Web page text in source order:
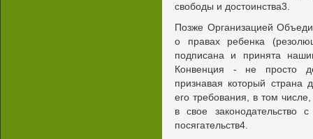
свободы и достоинства3.
Позже Организацией
о правах ребенка
подписана и принята
Конвенция - не просто
признавая который страна
его требования, в том
в свое законодательство
посягательств4.